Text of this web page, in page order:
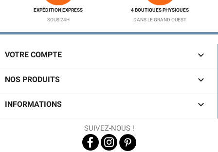
EXPÉDITION EXPRESS
SOUS 24H
4 BOUTIQUES PHYSIQUES
DANS LE GRAND OUEST
VOTRE COMPTE 
NOS PRODUITS 
INFORMATIONS 
SUIVEZ-NOUS !